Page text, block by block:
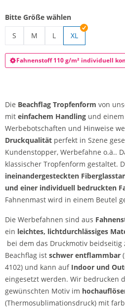
Bitte Größe wählen
S
M
L
XL
Fahnenstoff 110 g/m² individuell
Die Beachflag Tropfenform von
mit einfachem Handling und einem
Werbebotschaften und Hinweise
Druckqualität perfekt in Szene
Kundenstopper, Werbefahne o.ä..
klassischer Tropfenform gestaltet.
ineinandergesteckten
und einer individuell bedruckten
Fahnenmast wird in einem Beutel
Die Werbefahnen sind aus
ein leichtes, lichtdurchlässiges
bei dem das Druckmotiv beidseitig
Beachflag ist schwer entflammbar
4102) und kann auf Indoor und
eingesetzt werden. Wir bedrucken
gewünschten Motiv im
(Thermosublimationsdruck) mit